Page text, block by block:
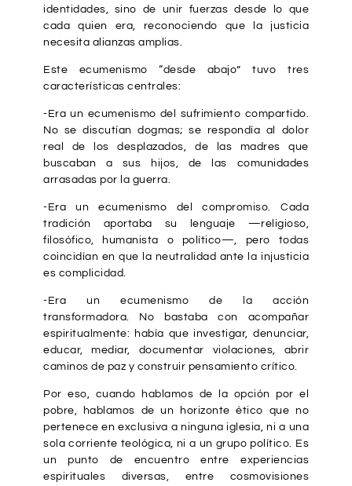
identidades, sino de unir fuerzas desde lo que
cada quien era, reconociendo que la justicia
necesita alianzas amplias.
Este ecumenismo “desde abajo” tuvo tres
características centrales:
-Era un ecumenismo del sufrimiento compartido.
No se discutían dogmas; se respondía al dolor
real de los desplazados, de las madres que
buscaban a sus hijos, de las comunidades
arrasadas por la guerra.
-Era un ecumenismo del compromiso. Cada
tradición aportaba su lenguaje —religioso,
filosófico, humanista o político—, pero todas
coincidían en que la neutralidad ante la injusticia
es complicidad.
-Era un ecumenismo de la acción
transformadora. No bastaba con acompañar
espiritualmente: había que investigar, denunciar,
educar, mediar, documentar violaciones, abrir
caminos de paz y construir pensamiento crítico.
Por eso, cuando hablamos de la opción por el
pobre, hablamos de un horizonte ético que no
pertenece en exclusiva a ninguna iglesia, ni a una
sola corriente teológica, ni a un grupo político. Es
un punto de encuentro entre experiencias
espirituales diversas, entre cosmovisiones